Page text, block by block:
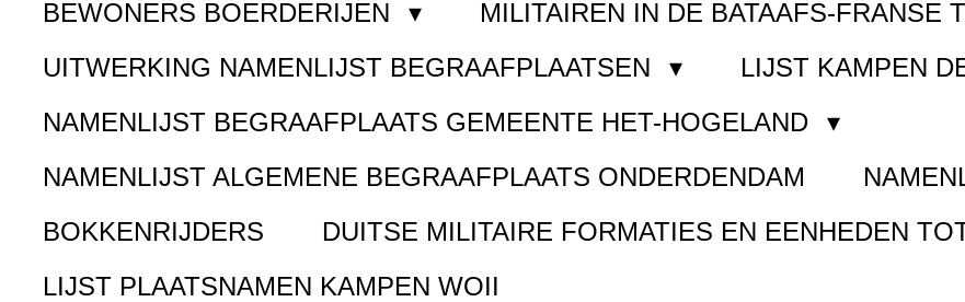
BEWONERS BOERDERIJEN
MILITAIREN IN DE BATAAFS-FRANSE
UITWERKING NAMENLIJST BEGRAAFPLAATSEN
LIJST KAMPEN
NAMENLIJST BEGRAAFPLAATS GEMEENTE HET-HOGELAND
NAMENLIJST ALGEMENE BEGRAAFPLAATS ONDERDENDAM
BOKKENRIJDERS
DUITSE MILITAIRE FORMATIES EN EENHEDEN
LIJST PLAATSNAMEN KAMPEN WOII